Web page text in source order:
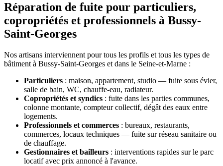
Réparation de fuite pour particuliers,
copropriétés et professionnels à Bussy-
Saint-Georges
Nos artisans interviennent pour tous les profils et tous les types de
bâtiment à Bussy-Saint-Georges et dans le Seine-et-Marne :
Particuliers : maison, appartement, studio — fuite sous évier,
salle de bain, WC, chauffe-eau, radiateur.
Copropriétés et syndics : fuite dans les parties communes,
colonne montante, compteur collectif, dégât des eaux entre
logements.
Professionnels et commerces : bureaux, restaurants,
commerces, locaux techniques — fuite sur réseau sanitaire ou
de chauffage.
Gestionnaires et bailleurs : interventions rapides sur le parc
locatif avec prix annoncé à l'avance.